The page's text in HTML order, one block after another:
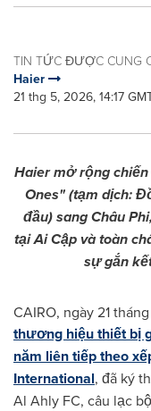
TIN TỨC ĐƯỢC CUNG
Haier
21 thg 5, 2026, 14:17
Haier mở rộng
Ones" (tạm dịch:
đầu) sang Châu
tại Ai Cập và toàn
sự gắn
CAIRO, ngày 21
thương hiệu thiết bị
năm liên tiếp theo
International, đã ký
Al Ahly FC, câu lạc